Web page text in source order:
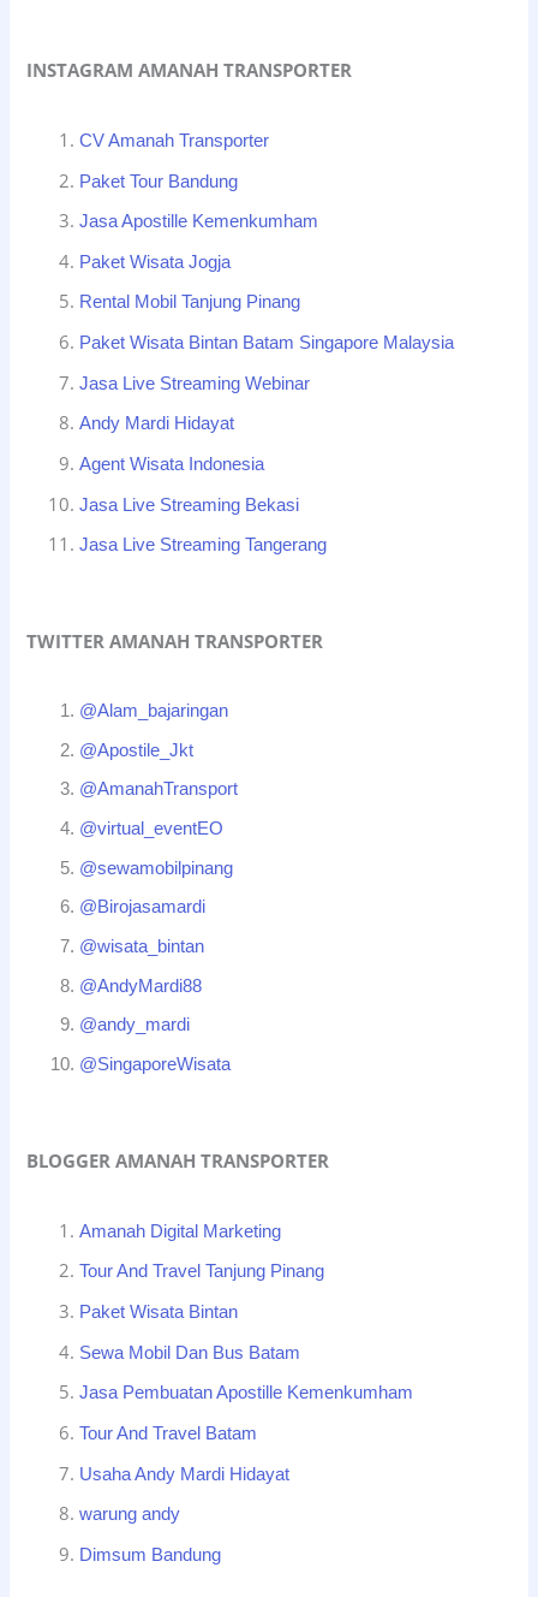
INSTAGRAM AMANAH TRANSPORTER
CV Amanah Transporter
Paket Tour Bandung
Jasa Apostille Kemenkumham
Paket Wisata Jogja
Rental Mobil Tanjung Pinang
Paket Wisata Bintan Batam Singapore Malaysia
Jasa Live Streaming Webinar
Andy Mardi Hidayat
Agent Wisata Indonesia
Jasa Live Streaming Bekasi
Jasa Live Streaming Tangerang
TWITTER AMANAH TRANSPORTER
@Alam_bajaringan
@Apostile_Jkt
@AmanahTransport
@virtual_eventEO
@sewamobilpinang
@Birojasamardi
@wisata_bintan
@AndyMardi88
@andy_mardi
@SingaporeWisata
BLOGGER AMANAH TRANSPORTER
Amanah Digital Marketing
Tour And Travel Tanjung Pinang
Paket Wisata Bintan
Sewa Mobil Dan Bus Batam
Jasa Pembuatan Apostille Kemenkumham
Tour And Travel Batam
Usaha Andy Mardi Hidayat
warung andy
Dimsum Bandung